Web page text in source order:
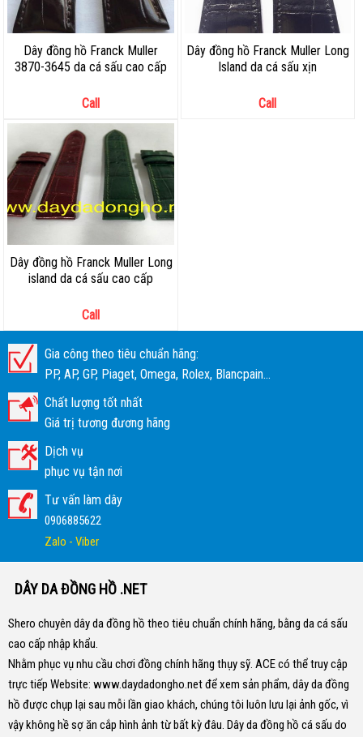
Dây đồng hồ Franck Muller
3870-3645 da cá sấu cao cấp
Call
Dây đồng hồ Franck Muller Long
Island da cá sấu xịn
Call
Dây đồng hồ Franck Muller Long
island da cá sấu cao cấp
Call
Gia công theo tiêu chuẩn hãng:
PP, AP, GP, Piaget, Omega, Rolex, Blancpain...
Chất lượng tốt nhất
Giá trị tương đương hãng
Dịch vụ
phục vụ tận nơi
Tư vấn làm dây
0906885622
Zalo - Viber
DÂY DA ĐỒNG HỒ .NET
Shero chuyên dây da đồng hồ theo tiêu chuẩn chính hãng, bằng da cá sấu
cao cấp nhập khẩu.
Nhằm phục vụ nhu cầu chơi đồng chính hãng thụy sỹ. ACE có thể truy cập
trực tiếp Website: www.daydadongho.netđể xem sản phẩm, dây da đồng
hồ được chụp lại sau mỗi lần giao khách, chúng tôi luôn lưu lại ảnh gốc, vì
vậy không hề sợ ăn cắp hình ảnh từ bất kỳ đâu. Dây da đồng hồ cá sấu do